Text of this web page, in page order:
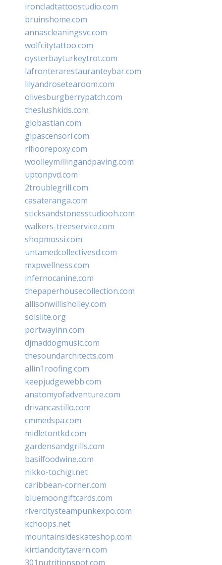
ironcladtattoostudio.com
bruinshome.com
annascleaningsvc.com
wolfcitytattoo.com
oysterbayturkeytrot.com
lafronterarestauranteybar.com
lilyandrosetearoom.com
olivesburgberrypatch.com
theslushkids.com
giobastian.com
glpascensori.com
rifloorepoxy.com
woolleymillingandpaving.com
uptonpvd.com
2troublegrill.com
casateranga.com
sticksandstonesstudiooh.com
walkers-treeservice.com
shopmossi.com
untamedcollectivesd.com
mxpwellness.com
infernocanine.com
thepaperhousecollection.com
allisonwillisholley.com
solslite.org
portwayinn.com
djmaddogmusic.com
thesoundarchitects.com
allin1roofing.com
keepjudgewebb.com
anatomyofadventure.com
drivancastillo.com
cmmedspa.com
midletontkd.com
gardensandgrills.com
basilfoodwine.com
nikko-tochigi.net
caribbean-corner.com
bluemoongiftcards.com
rivercitysteampunkexpo.com
kchoops.net
mountainsideskateshop.com
kirtlandcitytavern.com
301nutritionspot.com